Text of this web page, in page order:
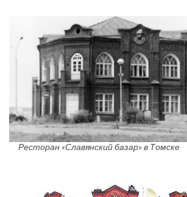
Ресторан «Славянский базар» в Томске